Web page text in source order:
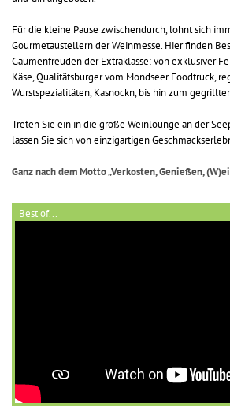
Für die kleine Pause zwischendurch, lohnt sich
Gourmetaustellern der Weinmesse. Hier finden
Gaumenfreuden der Extraklasse: von exklusiver
Käse, Qualitätsburger vom Mondseer Foodtruck,
Wurstspezialitäten, Kasnockn, bis hin zum
Treten Sie ein in die große Weinlounge an der
lassen Sie sich von einzigartigen
Ganz nach dem Motto „Verkosten, Genießen,
Best of...